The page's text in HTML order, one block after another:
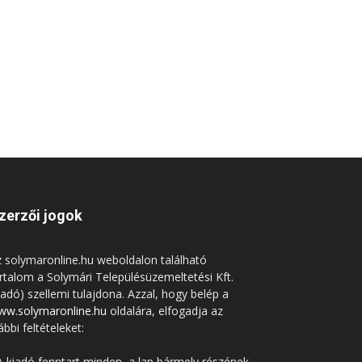
jogok
solymaronline.hu weboldalon található
a Solymári Településüzemeltetési Kft.
szellemi tulajdona. Azzal, hogy belép a
oldalára, elfogadja az
feltételeket: